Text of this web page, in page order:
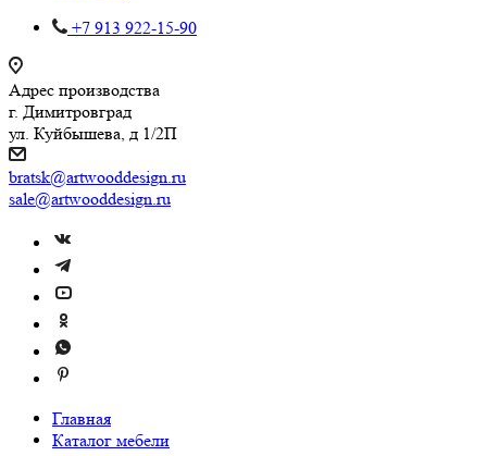
+7 913 922-15-90
Адрес производства
г. Димитровград
ул. Куйбышева, д 1/2П
bratsk@artwooddesign.ru
sale@artwooddesign.ru
Главная
Каталог мебели